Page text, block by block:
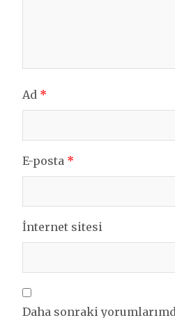
Ad *
E-posta *
İnternet sitesi
Daha sonraki